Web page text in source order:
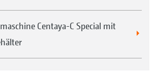
Centaya-C Special mit